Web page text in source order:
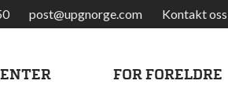
post@upgnorge.com Kontakt oss
FOR FORELDRE